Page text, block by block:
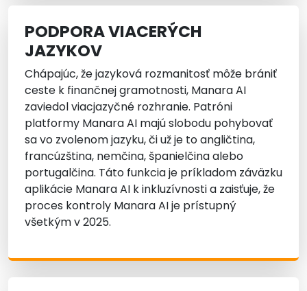
PODPORA VIACERÝCH
JAZYKOV
Chápajúc, že jazyková rozmanitosť môže brániť
ceste k finančnej gramotnosti, Manara AI
zaviedol viacjazyčné rozhranie. Patróni
platformy Manara AI majú slobodu pohybovať
sa vo zvolenom jazyku, či už je to angličtina,
francúzština, nemčina, španielčina alebo
portugalčina. Táto funkcia je príkladom záväzku
aplikácie Manara AI k inkluzívnosti a zaisťuje, že
proces kontroly Manara AI je prístupný
všetkým v 2025.